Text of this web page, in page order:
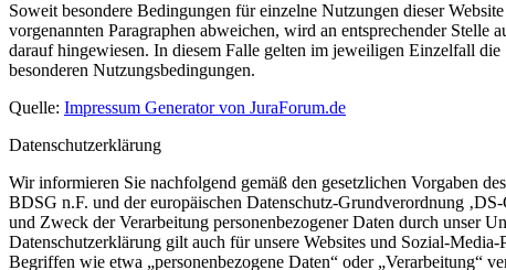
Soweit besondere Bedingungen für einzelne Nutzungen dieser
vorgenannten Paragraphen abweichen, wird an entsprechender Stelle
darauf hingewiesen. In diesem Falle gelten im jeweiligen Einzelfall die
besonderen Nutzungsbedingungen.
Quelle: Impressum Generator von JuraForum.de
Datenschutzerklärung
Wir informieren Sie nachfolgend gemäß den gesetzlichen Vorgaben
BDSG n.F. und der europäischen Datenschutz-Grundverordnung
und Zweck der Verarbeitung personenbezogener Daten durch unser
Datenschutzerklärung gilt auch für unsere Websites und Sozial-
Begriffen wie etwa „personenbezogene Daten“ oder „Verarbeitung“